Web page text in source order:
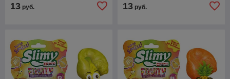
13 руб. 13 руб.